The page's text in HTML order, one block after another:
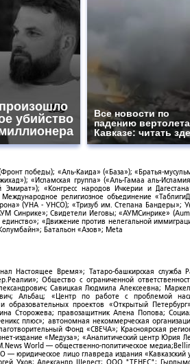
убийство
Все новости по
падению
Кавказе: читать
победы); «Аль-Каида» («База»); «Братья-
«Исламская группа» («Аль-Гамаа аль-
Эмират»); «Конгресс народов Ичкерии и
религиозное объединение
(УНА - УНСО); «Тризуб им. Степана Бандеры»;
Синрике»; Свидетели Иеговы; «АУМСинрике»
«Движение против нелегальной
Батальон «Азов»; Meta
Настоящее Время»; Татаро-башкирская служба
Общество с ограниченной
Савицкая Людмила Алексеевна;
Альбац; «Центр по работе с проблемой
образовательных проектов «Открытый
Сторожева; правозащитник Алена Попова;
плюс»; автономная некоммерческая
Фонд «СВЕЧА»; Красноярская
издание «Медуза»; «Аналитический центр Юрия
World — общественно-политическое
юридическое лицо главреда издания «Кавказский
Ухов; Александр Шелест; ООО "ТЕНЕС";